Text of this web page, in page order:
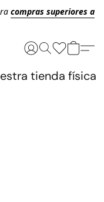
compras superiores a
tienda física